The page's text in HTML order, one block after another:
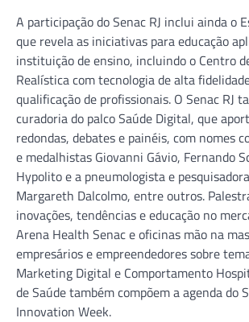
A participação do Senac RJ inclui ainda o
que revela as iniciativas para educação
instituição de ensino, incluindo o Centro
Realística com tecnologia de alta
qualificação de profissionais. O Senac RJ
curadoria do palco Saúde Digital, que
redondas, debates e painéis, com nomes
e medalhistas Giovanni Gávio, Fernando
Hypolito e a pneumologista e
Margareth Dalcolmo, entre outros.
inovações, tendências e educação no
Arena Health Senac e oficinas mão na
empresários e empreendedores sobre
Marketing Digital e Comportamento
de Saúde também compõem a agenda do
Innovation Week.